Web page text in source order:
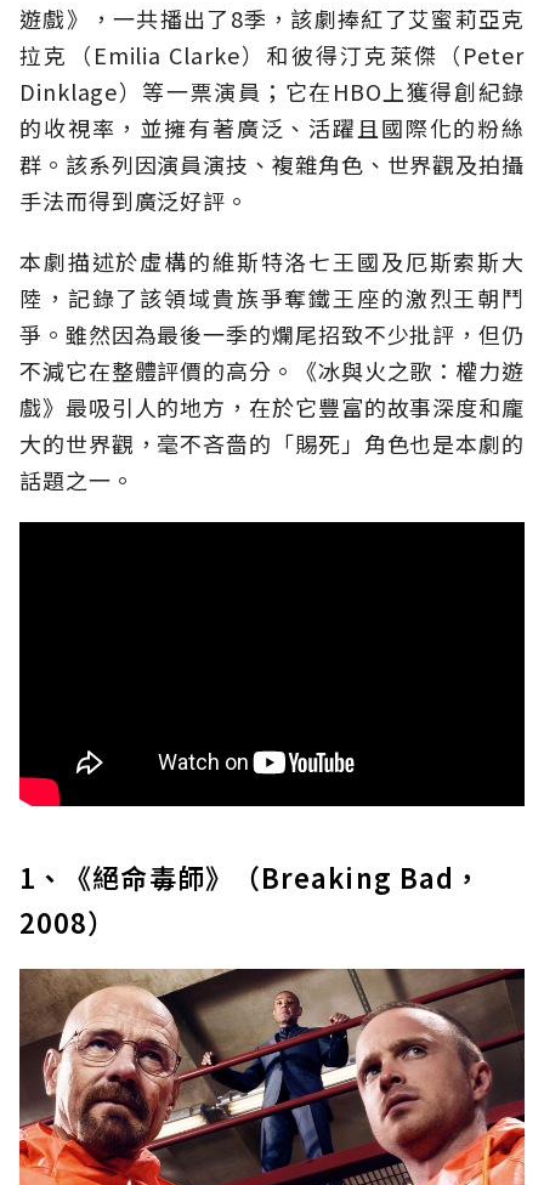
遊戲》，一共播出了8季，該劇捧紅了艾蜜莉亞克
拉克（Emilia Clarke）和彼得汀克萊傑（Peter
Dinklage）等一票演員；它在HBO上獲得創紀錄
的收視率，並擁有著廣泛、活躍且國際化的粉絲
群。該系列因演員演技、複雜角色、世界觀及拍攝
手法而得到廣泛好評。
本劇描述於虛構的維斯特洛七王國及厄斯索斯大
陸，記錄了該領域貴族爭奪鐵王座的激烈王朝鬥
爭。雖然因為最後一季的爛尾招致不少批評，但仍
不減它在整體評價的高分。《冰與火之歌：權力遊
戲》最吸引人的地方，在於它豐富的故事深度和龐
大的世界觀，毫不吝嗇的「賜死」角色也是本劇的
話題之一。
1、《絕命毒師》（Breaking Bad，
2008）